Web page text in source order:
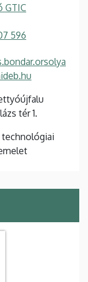
GTIC
596
tér 1.